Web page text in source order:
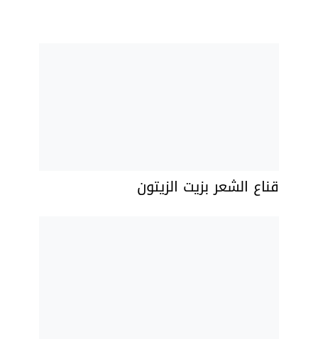
قناع الشعر بزيت الزيتون